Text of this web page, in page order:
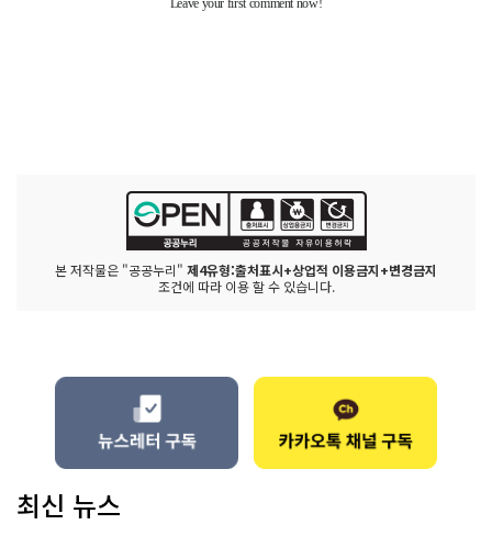
본 저작물은 "공공누리" 제4유형:출처표시+상업적 이용금지+변경금지
조건에 따라 이용 할 수 있습니다.
최신 뉴스